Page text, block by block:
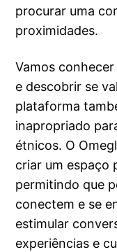
procurar uma
proximidades.
Vamos
e descobrir se
plataforma
inapropriado
étnicos. O
criar um espaço
permitindo que
conectem e se
estimular
experiências e